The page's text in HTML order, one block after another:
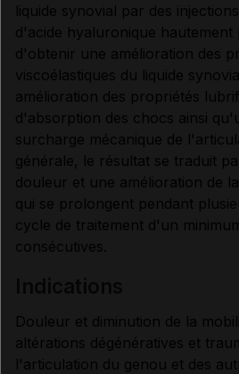
liquide synovial par des
d'acide hyaluronique hautement
d'obtenir une amélioration des
viscoélastiques du liquide
amélioration des propriétés
d'absorption des chocs ainsi
surcharge mécanique de
générale, le résultat se traduit
douleur et une amélioration de
qui se prolongent pendant
cycle de traitement d'un
consécutives.
Douleur et diminution de la
altérations dégénératives et
l'articulation du genou et des